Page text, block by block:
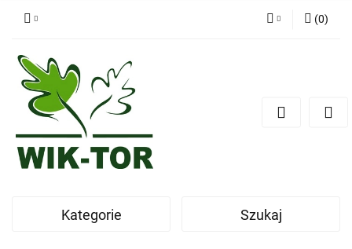
Dodaj zgłoszenie
(0)
Kategorie Szukaj